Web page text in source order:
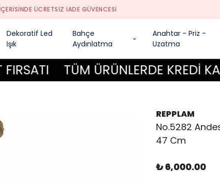
Dekoratif Led
Işık
Bahçe
Aydınlatma
Anahtar - Priz -
Uzatma
TÜM ÜRÜNLERDE KREDİ
REPPLAM
No.5282
47 Cm
₺ 6,000.00